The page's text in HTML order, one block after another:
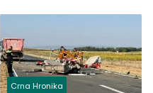
Crna Hronika